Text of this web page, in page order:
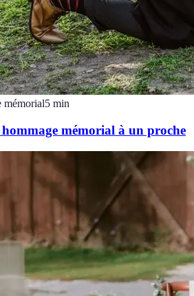
mémorial5 min
mémorial à un proche